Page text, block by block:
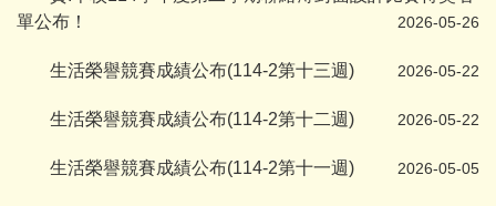
單公布！
2026-05-26
生活榮譽競賽成績公布(114-2第十三週) 2026-05-22
生活榮譽競賽成績公布(114-2第十二週) 2026-05-22
生活榮譽競賽成績公布(114-2第十一週) 2026-05-05